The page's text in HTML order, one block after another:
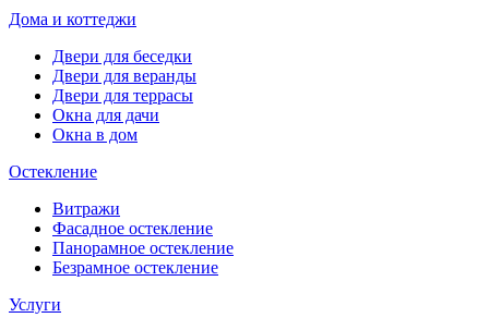
Дома и коттеджи
Двери для беседки
Двери для веранды
Двери для террасы
Окна для дачи
Окна в дом
Остекление
Витражи
Фасадное остекление
Панорамное остекление
Безрамное остекление
Услуги